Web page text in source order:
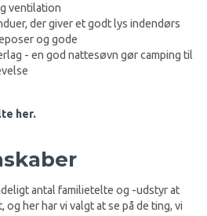
ventilation
der giver et godt lys indendørs
og gode
- en god nattesøvn gør camping til
her.
antal familietelte og -udstyr at
her har vi valgt at se på de ting, vi